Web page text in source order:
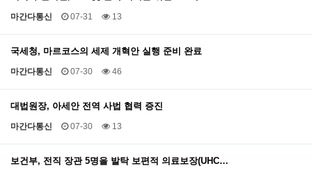
마간다통신 07-31 13
국세청, 마르코스의 세제 개혁안 실행 준비 완료
마간다통신 07-30 46
대법원장, 아세안 전역 사법 협력 증진
마간다통신 07-30 13
보건부, 전직 장관 5명을 발탁 보편적 의료보장(UHC…